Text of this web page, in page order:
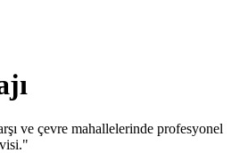
ve çevre mahallelerinde profesyonel
"